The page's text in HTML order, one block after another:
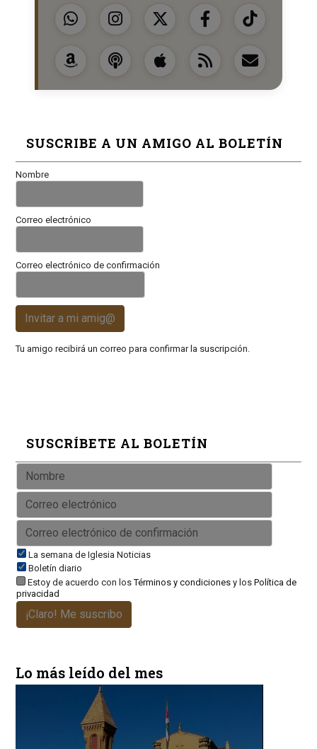
SUSCRIBE A UN AMIGO AL BOLETÍN
Nombre
Correo electrónico
Correo electrónico de confirmación
Invitar a mi amig@
Tu amigo recibirá un correo para confirmar la suscripción.
SUSCRÍBETE AL BOLETÍN
La semana de Iglesia Noticias
Boletín diario
Estoy de acuerdo con losTérminos y condicionesy los Política de
privacidad
¡Claro! Me suscribo
Lo más leído del mes